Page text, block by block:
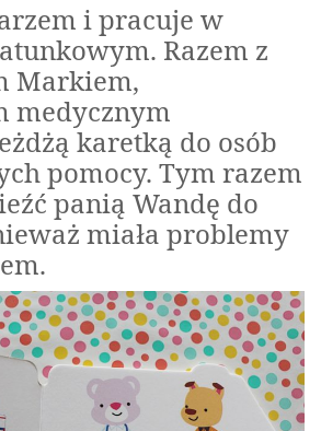
i pracuje w
Razem z
Markiem,
medycznym
karetką do osób
pomocy. Tym razem
panią Wandę do
miała problemy